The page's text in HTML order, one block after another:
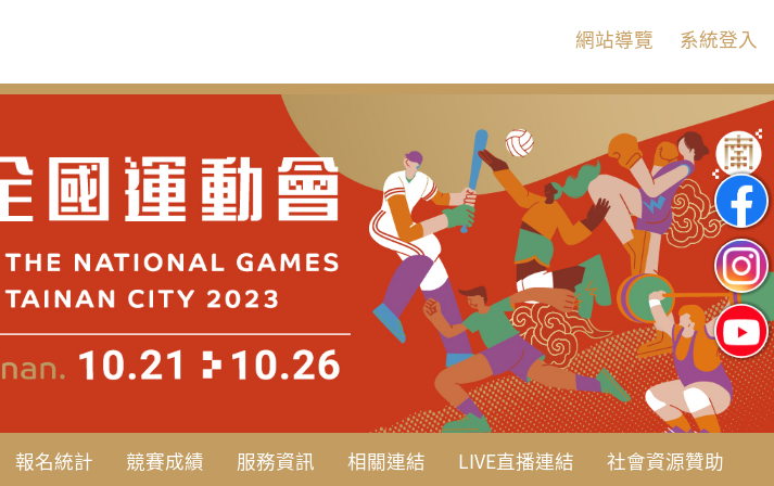
網站導覽 系統登入
報名統計 競賽成績 服務資訊 相關連結 LIVE直播連結
社會資源贊助